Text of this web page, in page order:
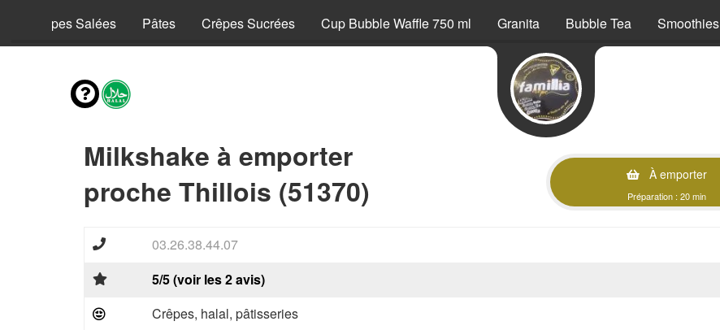
Crêpes Salées Pâtes Crêpes Sucrées Cup Bubble Waffle 750 ml Granita Bubble Tea Smoothies
Milkshake à emporter
proche Thillois (51370)
À emporter
Préparation : 20 min
03.26.38.44.07
5/5 (voir les 2 avis)
Crêpes, halal, pâtisseries